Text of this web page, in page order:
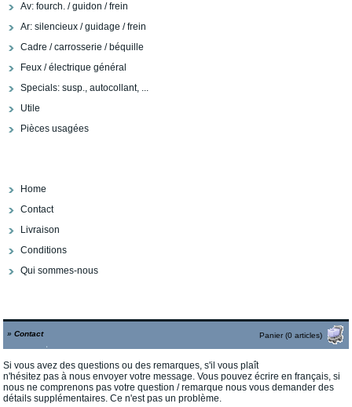
Av: fourch. / guidon / frein
Ar: silencieux / guidage / frein
Cadre / carrosserie / béquille
Feux / électrique général
Specials: susp., autocollant, ...
Utile
Pièces usagées
Home
Contact
Livraison
Conditions
​Qui sommes-nous
»Contact Panier (0 articles)
Si vous avez des questions ou des remarques, s'il vous plaît
n'hésitez pas à nous envoyer votre message. Vous pouvez écrire en français, si
nous ne comprenons pas votre question / remarque nous vous demander des
détails supplémentaires. Ce n'est pas un problème.